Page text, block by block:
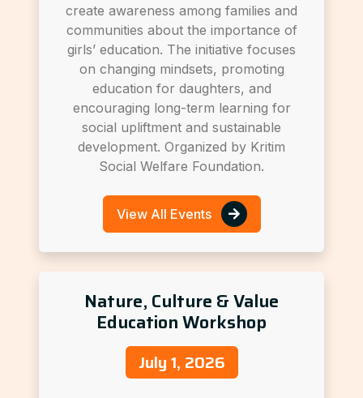
create awareness among families and
communities about the importance of
girls’ education. The initiative focuses
on changing mindsets, promoting
education for daughters, and
encouraging long-term learning for
social upliftment and sustainable
development. Organized by Kritim
Social Welfare Foundation.
View All Events
Nature, Culture & Value
Education Workshop
July 1, 2026